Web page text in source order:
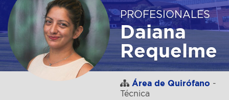
PROFESIONALES
Daiana
Requelme
Área de Quirófano -
Técnica